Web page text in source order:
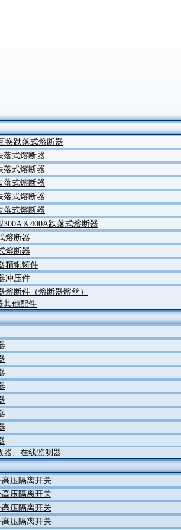
换跌落式熔断器
落式熔断器
落式熔断器
落式熔断器
落式熔断器
落式熔断器
300A＆400A跌落式熔断器
熔断器
熔断器
精铜铸件
冲压件
熔断件（熔断器熔丝）
其他配件
器、在线监测器
压隔离开关
压隔离开关
压隔离开关
压隔离开关